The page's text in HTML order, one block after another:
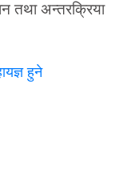
तथा अन्तरक्रिया